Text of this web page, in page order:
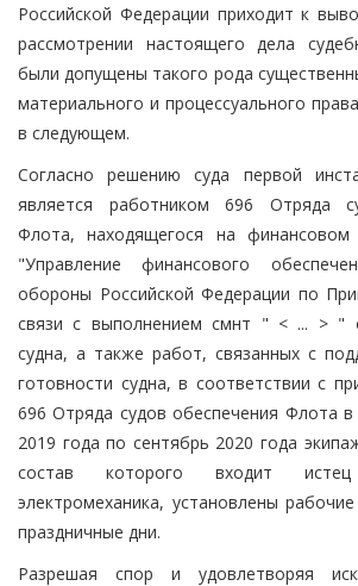
Российской Федерации приходит к
рассмотрении настоящего дела
были допущены такого рода
материального и процессуального
в следующем.
Согласно решению суда первой
является работником 696 Отряда
Флота, находящегося на
"Управление финансового
обороны Российской Федерации по
связи с выполнением смнт " < ... > "
судна, а также работ, связанных с
готовности судна, в соответствии с
696 Отряда судов обеспечения Флота в
2019 года по сентябрь 2020 года
состав которого входит
электромеханика, установлены
праздничные дни.
Разрешая спор и удовлетворяя